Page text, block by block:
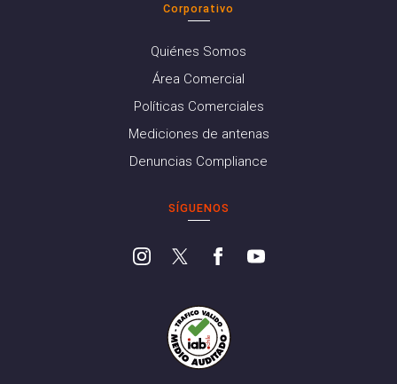
Corporativo
Quiénes Somos
Área Comercial
Políticas Comerciales
Mediciones de antenas
Denuncias Compliance
SÍGUENOS